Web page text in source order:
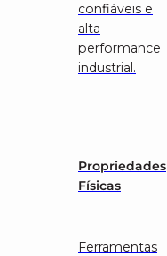
confiáveis e
alta
performance
industrial.
Propriedades
Físicas
Ferramentas